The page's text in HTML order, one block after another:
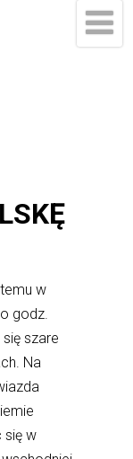
w
godz.
się szare
Na
się w